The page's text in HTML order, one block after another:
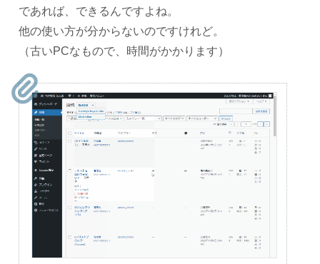
であれば、できるんですよね。
他の使い方が分からないのですけれど。
（古いPCなもので、時間がかかります）